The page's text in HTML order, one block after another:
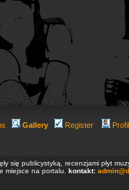
Gallery Register
się publicystyką, recenzjami płyt
miejsce na portalu. kontakt: